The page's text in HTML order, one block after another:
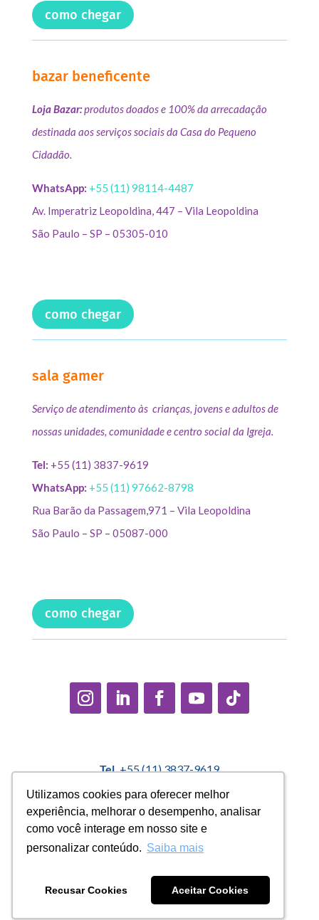
Utilizamos cookies para oferecer melhor
experiência, melhorar o desempenho, analisar
como você interage em nosso site e
personalizar conteúdo. Saiba mais
Recusar Cookies Aceitar Cookies
Utilizamos cookies para oferecer melhor
experiência, melhorar o desempenho, analisar
como você interage em nosso site e
personalizar conteúdo. Saiba mais
Recusar Cookies Aceitar Cookies
como chegar
bazar beneficente
Loja Bazar:produtos doados e 100% da arrecadação
destinada aos serviços sociais da Casa do Pequeno
Cidadão.
WhatsApp: +55 (11) 98114-4487
Av. Imperatriz Leopoldina, 447 – Vila Leopoldina
São Paulo – SP – 05305-010
como chegar
sala gamer
Serviço de atendimento às crianças, jovens e adultos de
nossas unidades, comunidade e centro social da Igreja.
Tel: +55 (11) 3837-9619
WhatsApp: +55 (11) 97662-8798
Rua Barão da Passagem,971 – Vila Leopoldina
São Paulo – SP – 05087-000
como chegar
Tel.+55 (11) 3837-9619
Política Interna de Proteção de Dados |Encarregado de
Dados: Marcelo Correa |
denuncias@casadopequenocidadao.org.br